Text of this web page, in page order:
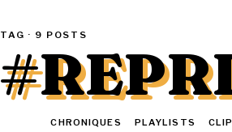
TAG · 9 POSTS
CHRONIQUES PLAYLISTS